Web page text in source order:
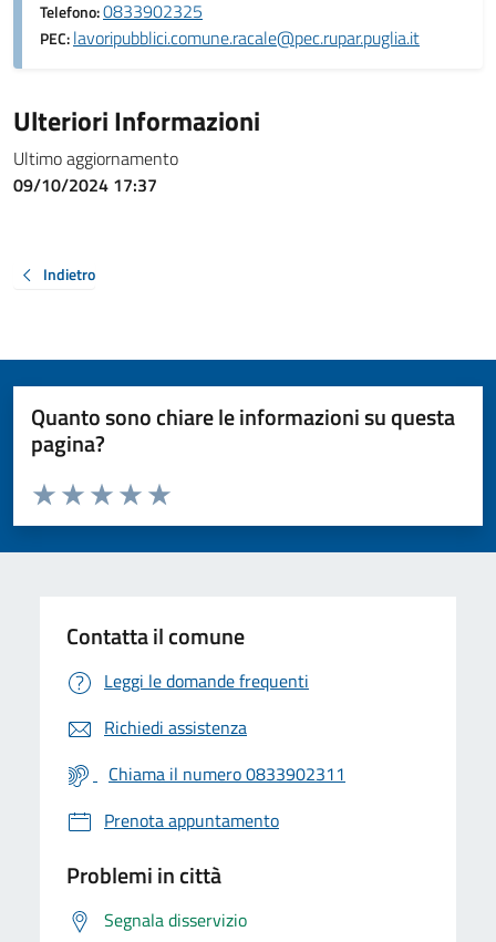
Telefono:0833902325
PEC:lavoripubblici.comune.racale@pec.rupar.puglia.it
Ulteriori Informazioni
Ultimo aggiornamento
09/10/2024 17:37
Indietro
Quanto sono chiare le informazioni su questa
pagina?
Valuta da 1 a 5 stelle la pagina
Valuta 5 stelle su 5
Valuta 4 stelle su 5
Valuta 3 stelle su 5
Valuta 2 stelle su 5
Valuta 1 stelle su 5
Contatta il comune
Leggi le domande frequenti
Richiedi assistenza
Chiama il numero 0833902311
Prenota appuntamento
Problemi in città
Segnala disservizio